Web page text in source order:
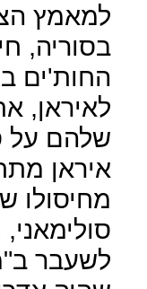
למאמץ
בסוריה,
החות'ים
לאיראן,
שלהם על
איראן
מחיסולו
לשעבר